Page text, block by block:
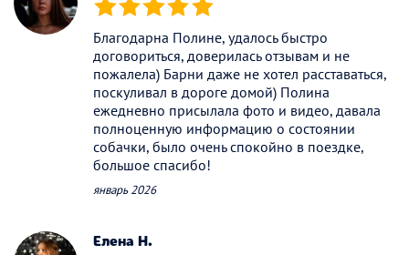
(*) (*) (*) (*) (*)
Благодарна Полине, удалось быстро
договориться, доверилась отзывам и не
пожалела) Барни даже не хотел расставаться,
поскуливал в дороге домой) Полина
ежедневно присылала фото и видео, давала
полноценную информацию о состоянии
собачки, было очень спокойно в поездке,
большое спасибо!
январь 2026
Елена Н.